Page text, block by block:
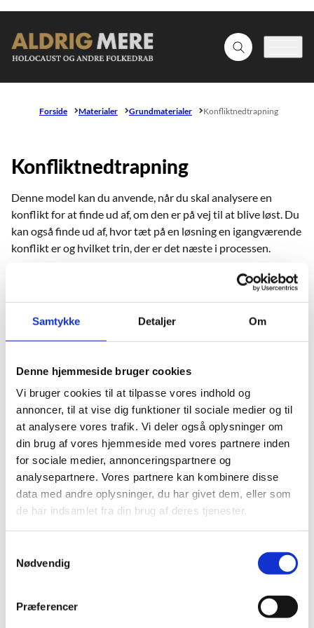
Samtykke Detaljer Om
Denne hjemmeside bruger cookies
Vi bruger cookies til at tilpasse vores indhold og
annoncer, til at vise dig funktioner til sociale medier og til
at analysere vores trafik. Vi deler også oplysninger om
din brug af vores hjemmeside med vores partnere inden
for sociale medier, annonceringspartnere og
analysepartnere. Vores partnere kan kombinere disse
data med andre oplysninger, du har givet dem, eller som
de har indsamlet fra din brug af deres tjenester.
Nødvendig
Præferencer
Gå til forsiden Fold søgefelt ud
Forside Materialer Grundmaterialer Konfliktnedtrapning
Konfliktnedtrapning
Denne model kan du anvende, når du skal analysere en
konflikt for at finde ud af, om den er på vej til at blive løst. Du
kan også finde ud af, hvor tæt på en løsning en igangværende
konflikt er og hvilket trin, der er det næste i processen.
Selve modellen viser syv forskellige trin, som en proces mod
en løsning på en konflikt gennemløber. Trin 1 starter med, at
slutter med at en konkret løsning bliver fundet.